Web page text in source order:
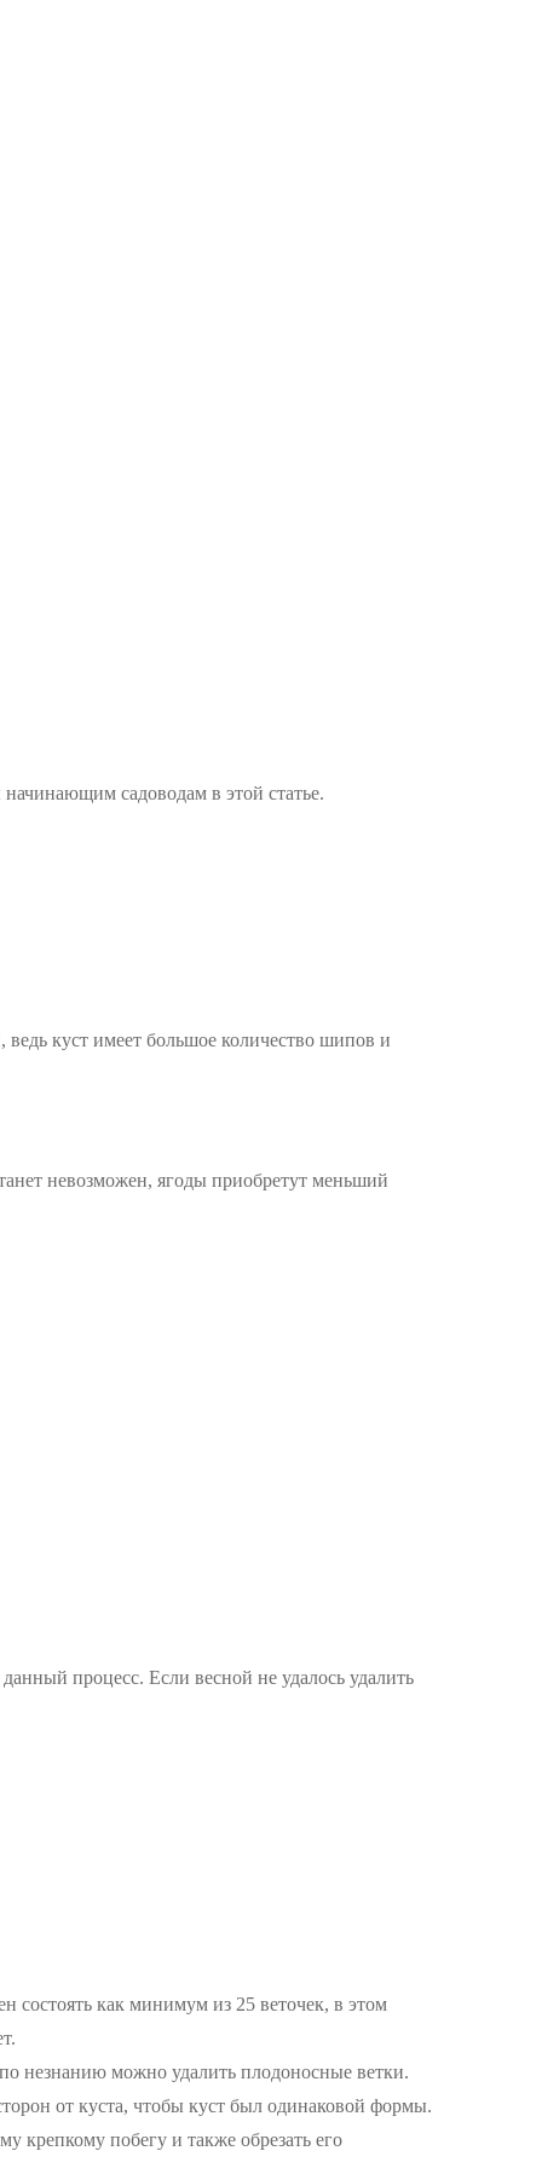
садоводам в этой статье.
куст имеет большое количество шипов и
невозможен, ягоды приобретут меньший
процесс. Если весной не удалось удалить
состоять как минимум из 25 веточек, в этом
незнанию можно удалить плодоносные ветки.
от куста, чтобы куст был одинаковой формы.
крепкому побегу и также обрезать его